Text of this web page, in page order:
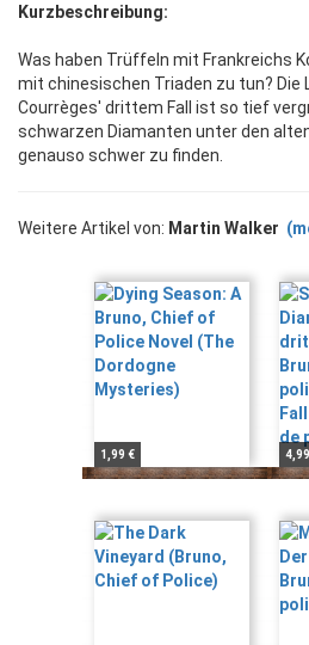
Kurzbeschreibung:
Was haben Trüffeln mit Frankreichs
mit chinesischen Triaden zu tun? Die
Courrèges' drittem Fall ist so tief
schwarzen Diamanten unter den
genauso schwer zu finden.
Weitere Artikel von: Martin Walker
1,99 €